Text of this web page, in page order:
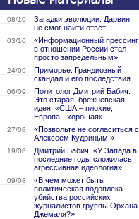
08/10
Загадки эволюции. Дарвин
не смог найти ответ
03/10
«Информационный прессинг
в отношении России стал
просто запредельным»
24/09
Приморье. Грандиозный
скандал и его последствия
06/09
Политолог Дмитрий Бабич:
Это старая, брежневская
идея: «США – плохие,
Европа - хорошая»
27/08
«Позвольте не согласиться с
Алексеем Кудриным!»
19/08
Дмитрий Бабич. «У Запада в
последние годы сложилась
агрессивная идеология»
09/08
«В чем может быть
политическая подоплека
убийства российских
журналистов группы Орхана
Джемаля?»